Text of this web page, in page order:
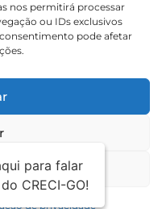
nos permitirá processar
ou IDs exclusivos
pode afetar
de privacidade
62 99643-1994
Colibris, N° 390,
74810240
Mantido
privacidade